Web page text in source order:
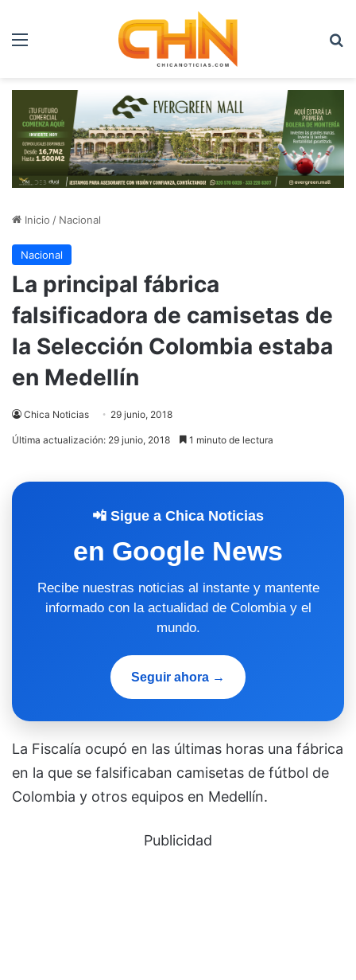
Menú
Inicio / Nacional
Nacional
La principal fábrica
falsificadora de camisetas de
la Selección Colombia estaba
en Medellín
Chica Noticias 29 junio, 2018
Última actualización: 29 junio, 2018 1 minuto de lectura
📲 Sigue a Chica Noticias
en Google News
Recibe nuestras noticias al instante y mantente
informado con la actualidad de Colombia y el
mundo.
Seguir ahora →
La Fiscalía ocupó en las últimas horas una fábrica
en la que se falsificaban camisetas de fútbol de
Colombia y otros equipos en Medellín.
Publicidad